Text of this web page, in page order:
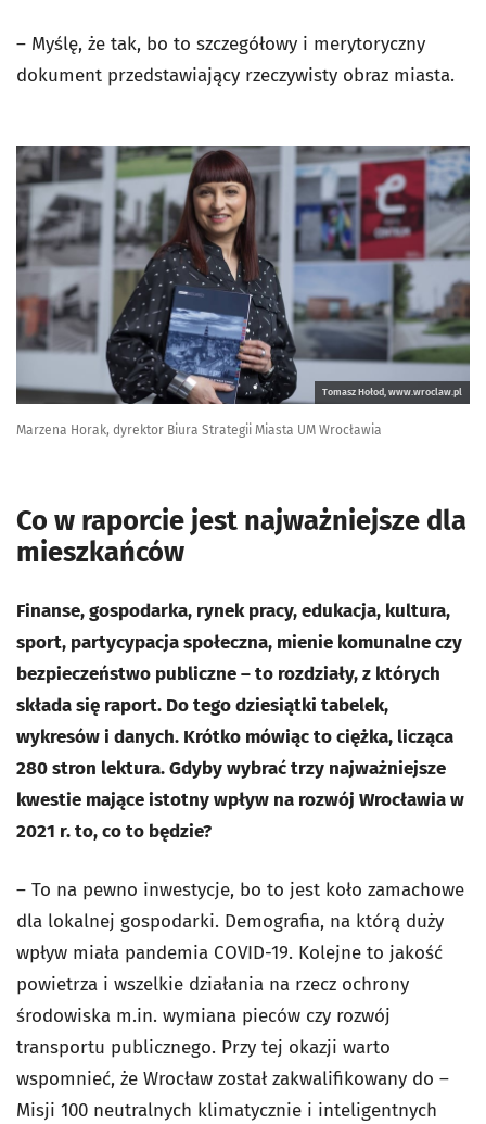
– Myślę, że tak, bo to szczegółowy i merytoryczny
dokument przedstawiający rzeczywisty obraz miasta.
Tomasz Hołod, www.wroclaw.pl
Marzena Horak, dyrektor Biura Strategii Miasta UM Wrocławia
Co w raporcie jest najważniejsze dla
mieszkańców
Finanse, gospodarka, rynek pracy, edukacja, kultura,
sport, partycypacja społeczna, mienie komunalne czy
bezpieczeństwo publiczne – to rozdziały, z których
składa się raport. Do tego dziesiątki tabelek,
wykresów i danych. Krótko mówiąc to ciężka, licząca
280 stron lektura. Gdyby wybrać trzy najważniejsze
kwestie mające istotny wpływ na rozwój Wrocławia w
2021 r. to, co to będzie?
– To na pewno inwestycje, bo to jest koło zamachowe
dla lokalnej gospodarki. Demografia, na którą duży
wpływ miała pandemia COVID-19. Kolejne to jakość
powietrza i wszelkie działania na rzecz ochrony
środowiska m.in. wymiana pieców czy rozwój
transportu publicznego. Przy tej okazji warto
wspomnieć, że Wrocław został zakwalifikowany do –
Misji 100 neutralnych klimatycznie i inteligentnych